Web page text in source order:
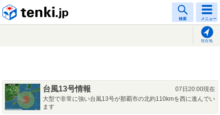
検索 メニュー
現在地
台風13号情報
07日20:00現在
大型で非常に強い台風13号が那覇市の北約110kmを西に進んでい
ます